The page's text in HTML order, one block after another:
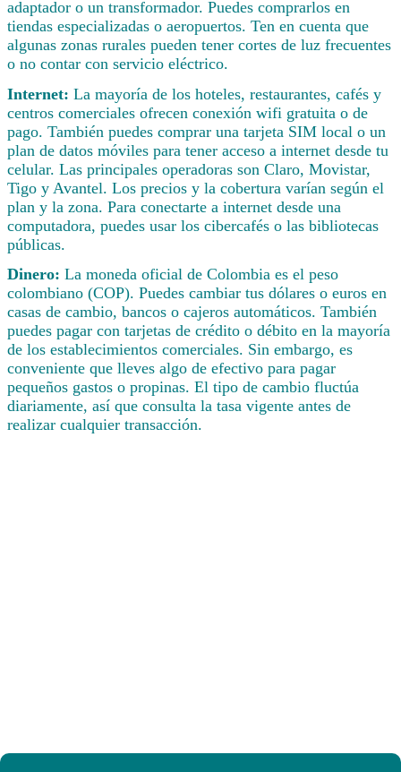
adaptador o un transformador. Puedes comprarlos en
tiendas especializadas o aeropuertos. Ten en cuenta que
algunas zonas rurales pueden tener cortes de luz frecuentes
o no contar con servicio eléctrico.
Internet: La mayoría de los hoteles, restaurantes, cafés y
centros comerciales ofrecen conexión wifi gratuita o de
pago. También puedes comprar una tarjeta SIM local o un
plan de datos móviles para tener acceso a internet desde tu
celular. Las principales operadoras son Claro, Movistar,
Tigo y Avantel. Los precios y la cobertura varían según el
plan y la zona. Para conectarte a internet desde una
computadora, puedes usar los cibercafés o las bibliotecas
públicas.
Dinero: La moneda oficial de Colombia es el peso
colombiano (COP). Puedes cambiar tus dólares o euros en
casas de cambio, bancos o cajeros automáticos. También
puedes pagar con tarjetas de crédito o débito en la mayoría
de los establecimientos comerciales. Sin embargo, es
conveniente que lleves algo de efectivo para pagar
pequeños gastos o propinas. El tipo de cambio fluctúa
diariamente, así que consulta la tasa vigente antes de
realizar cualquier transacción.